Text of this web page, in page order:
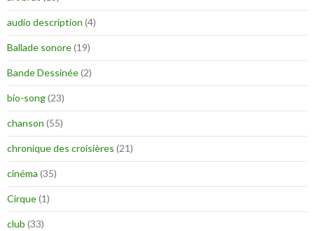
audio description (4)
Ballade sonore(19)
Bande Dessinée(2)
bio-song(23)
chanson (55)
chronique des croisières (21)
cinéma (35)
Cirque(1)
club (33)